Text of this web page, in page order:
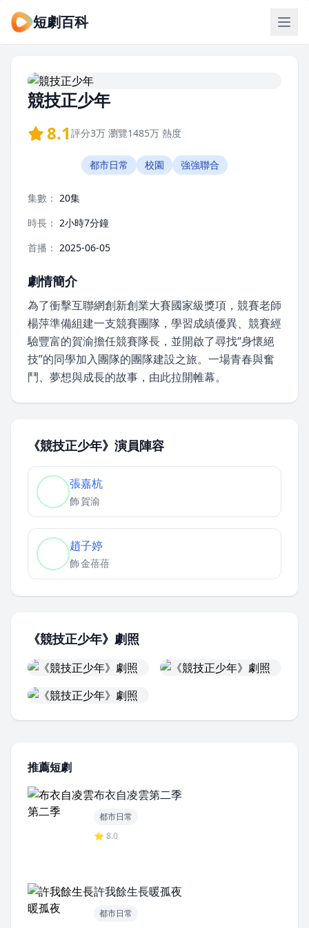
短劇百科
競技正少年
8.1 評分3万 瀏覽1485万 熱度
都市日常 校園 強強聯合
集數： 20集
時長： 2小時7分鐘
首播： 2025-06-05
劇情簡介
為了衝擊互聯網創新創業大賽國家級獎項，競賽老師
楊萍準備組建一支競賽團隊，學習成績優異、競賽經
驗豐富的賀渝擔任競賽隊長，並開啟了尋找“身懷絕
技”的同學加入團隊的團隊建設之旅。一場青春與奮
鬥、夢想與成長的故事，由此拉開帷幕。
《競技正少年》演員陣容
張嘉杭
飾賀渝
趙子婷
飾金蓓蓓
《競技正少年》劇照
推薦短劇
布衣自凌雲第二季
都市日常
⭐ 8.0
許我餘生長暖孤夜
都市日常